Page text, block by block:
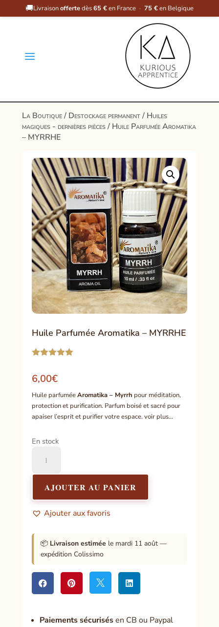
🚚Livraisonoffertedès65 €en France · 75 €en Belgique
a
La Boutique/ Destockage permanent/ Huiles
magiques - dernières pièces/ Huile Parfumée Aromatika
– MYRRHE
Huile Parfumée Aromatika – MYRRHE
basé sur
client
6,00€
Huile parfuméeAromatika – Myrrh pour méditation,
protection et purification. Parfum boisé et sacré pour
apaiser l’esprit et purifier votre espace. voir plus…
En stock
Huile
Parfumée
Aromatika
MYRRHE
AJOUTER AU PANIER
Ajouter aux favoris
📦 Livraison estimée le mardi 11 août —
expédition Colissimo
   
Paiements sécurisésen CB ou Paypal